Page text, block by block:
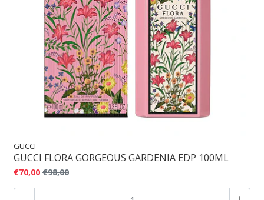
GUCCI
GUCCI FLORA GORGEOUS GARDENIA EDP 100ML
€70,00 €98,00